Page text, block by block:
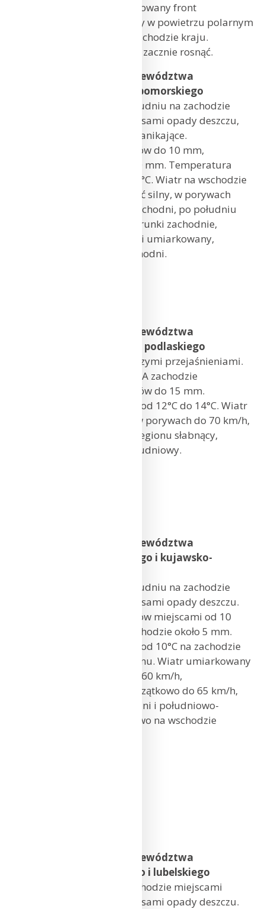
związany z tym niżem pofalowany front
atmosferyczny. Pozostajemy w powietrzu polarnym
morskim, cieplejszym na wschodzie kraju.
Ciśnienie spada, wieczorem zacznie rosnąć.
Prognoza pogody dla województwa
zachodniopomorskiego i pomorskiego
Zachmurzenie duże, po południu na zachodzie
większe przejaśnienia. Okresami opady deszczu,
po południu na zachodzie zanikające.
Prognozowana suma opadów do 10 mm,
na wschodzie regionu do 20 mm. Temperatura
maksymalna od 10°C do 13°C. Wiatr na wschodzie
regionu umiarkowany i dość silny, w porywach
do 70 km/h, południowo-wschodni, po południu
słabnący i skręcający na kierunki zachodnie,
na zachodzie regionu słaby i umiarkowany,
zachodni i południowo-zachodni.
Prognoza pogody dla województwa
warmińsko-mazurskiego i podlaskiego
Zachmurzenie duże z większymi przejaśnieniami.
Okresami opady deszczu. NA zachodzie
prognozowana suma opadów do 15 mm.
Temperatura maksymalna od 12°C do 14°C. Wiatr
umiarkowany i dość silny, w porywach do 70 km/h,
po południu na zachodzie regionu słabnący,
południowo-wschodni i południowy.
Prognoza pogody dla województwa
wielkopolskiego, lubuskiego i kujawsko-
Zachmurzenie duże, po południu na zachodzie
większe przejaśnienia. Okresami opady deszczu.
Prognozowana suma opadów miejscami od 10
mm do 20 mm, tylko na zachodzie około 5 mm.
Temperatura maksymalna od 10°C na zachodzie
do 15°C na wschodzie regionu. Wiatr umiarkowany
i dość silny, w porywach do 60 km/h,
a na wschodzie regionu początkowo do 65 km/h,
stopniowo słabnący, zachodni i południowo-
zachodni, jedynie początkowo na wschodzie
Prognoza pogody dla województwa
mazowieckiego, łódzkiego i lubelskiego
Zachmurzenie duże, na wschodzie miejscami
większe przejaśnienia. Okresami opady deszczu.